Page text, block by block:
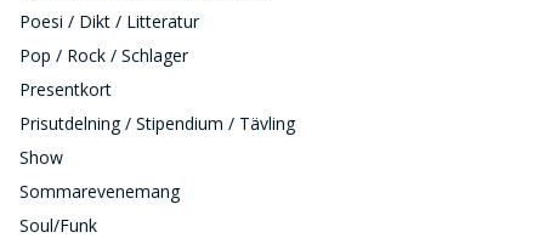
Poesi / Dikt / Litteratur
Pop / Rock / Schlager
Presentkort
Prisutdelning / Stipendium / Tävling
Show
Sommarevenemang
Soul/Funk